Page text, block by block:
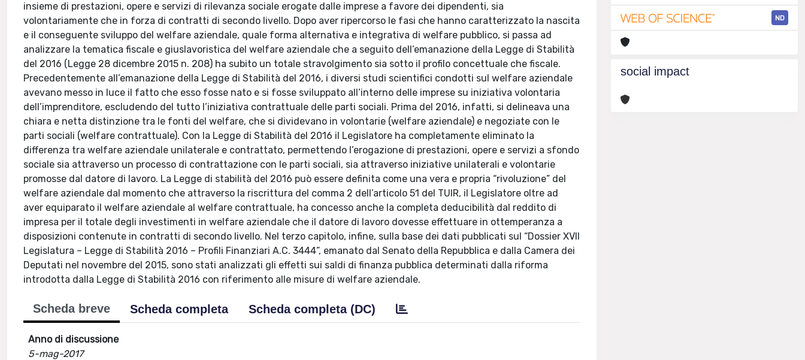
insieme di prestazioni, opere e servizi di rilevanza sociale erogate dalle imprese a favore dei dipendenti, sia
volontariamente che in forza di contratti di secondo livello. Dopo aver ripercorso le fasi che hanno caratterizzato la nascita
e il conseguente sviluppo del welfare aziendale, quale forma alternativa e integrativa di welfare pubblico, si passa ad
analizzare la tematica fiscale e giuslavoristica del welfare aziendale che a seguito dell’emanazione della Legge di Stabilità
del 2016 (Legge 28 dicembre 2015 n. 208) ha subito un totale stravolgimento sia sotto il profilo concettuale che fiscale.
Precedentemente all’emanazione della Legge di Stabilità del 2016, i diversi studi scientifici condotti sul welfare aziendale
avevano messo in luce il fatto che esso fosse nato e si fosse sviluppato all’interno delle imprese su iniziativa volontaria
dell’imprenditore, escludendo del tutto l’iniziativa contrattuale delle parti sociali. Prima del 2016, infatti, si delineava una
chiara e netta distinzione tra le fonti del welfare, che si dividevano in volontarie (welfare aziendale) e negoziate con le
parti sociali (welfare contrattuale). Con la Legge di Stabilità del 2016 il Legislatore ha completamente eliminato la
differenza tra welfare aziendale unilaterale e contrattato, permettendo l’erogazione di prestazioni, opere e servizi a sfondo
sociale sia attraverso un processo di contrattazione con le parti sociali, sia attraverso iniziative unilaterali e volontarie
promosse dal datore di lavoro. La Legge di stabilità del 2016 può essere definita come una vera e propria “rivoluzione” del
welfare aziendale dal momento che attraverso la riscrittura del comma 2 dell’articolo 51 del TUIR, il Legislatore oltre ad
aver equiparato il welfare aziendale al welfare contrattuale, ha concesso anche la completa deducibilità dal reddito di
impresa per il totale degli investimenti in welfare aziendale che il datore di lavoro dovesse effettuare in ottemperanza a
disposizioni contenute in contratti di secondo livello. Nel terzo capitolo, infine, sulla base dei dati pubblicati sul “Dossier XVII
Legislatura – Legge di Stabilità 2016 – Profili Finanziari A.C. 3444”, emanato dal Senato della Repubblica e dalla Camera dei
Deputati nel novembre del 2015, sono stati analizzati gli effetti sui saldi di finanza pubblica determinati dalla riforma
introdotta dalla Legge di Stabilità 2016 con riferimento alle misure di welfare aziendale.
Scheda breve Scheda completa Scheda completa (DC)
Anno di discussione
5-mag-2017
ND
social impact